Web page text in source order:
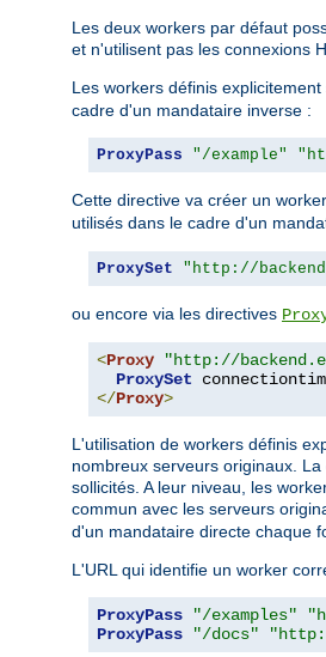
Les deux workers par défaut
et n'utilisent pas les connexions
Les workers définis
cadre d'un mandataire inverse :
ProxyPass "/example"
Cette directive va créer un
utilisés dans le cadre d'un
ProxySet "http://
ou encore via les directives
<Proxy "http://
ProxySet
</Proxy>
L'utilisation de workers définis
nombreux serveurs originaux.
sollicités. A leur niveau, les
commun avec les serveurs
d'un mandataire directe chaque
L'URL qui identifie un worker
ProxyPass "/examples"
ProxyPass
"/docs"